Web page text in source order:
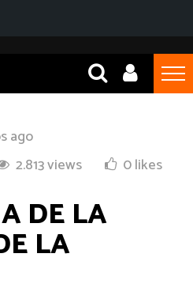
ago
2.813 views 0 likes
DE LA
LA